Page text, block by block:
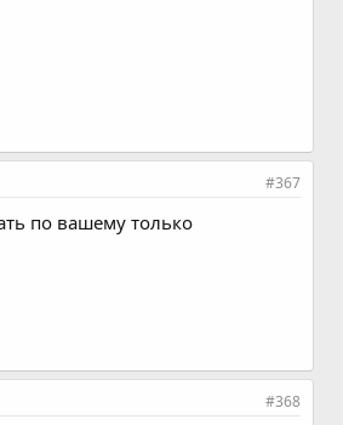
#367
по вашему только
#368